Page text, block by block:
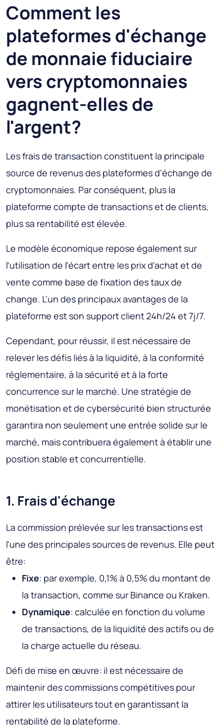
Comment les
plateformes d'échange
de monnaie fiduciaire
vers cryptomonnaies
gagnent-elles de
l'argent?
Les frais de transaction constituent la principale
source de revenus des plateformes d'échange de
cryptomonnaies. Par conséquent, plus la
plateforme compte de transactions et de clients,
plus sa rentabilité est élevée.
Le modèle économique repose également sur
l'utilisation de l'écart entre les prix d'achat et de
vente comme base de fixation des taux de
change. L'un des principaux avantages de la
plateforme est son support client 24h/24 et 7j/7.
Cependant, pour réussir, il est nécessaire de
relever les défis liés à la liquidité, à la conformité
réglementaire, à la sécurité et à la forte
concurrence sur le marché. Une stratégie de
monétisation et de cybersécurité bien structurée
garantira non seulement une entrée solide sur le
marché, mais contribuera également à établir une
position stable et concurrentielle.
1. Frais d'échange
La commission prélevée sur les transactions est
l'une des principales sources de revenus. Elle peut
être:
Fixe: par exemple, 0,1% à 0,5% du montant de
la transaction, comme sur Binance ou Kraken.
Dynamique: calculée en fonction du volume
de transactions, de la liquidité des actifs ou de
la charge actuelle du réseau.
Défi de mise en œuvre: il est nécessaire de
maintenir des commissions compétitives pour
attirer les utilisateurs tout en garantissant la
rentabilité de la plateforme.